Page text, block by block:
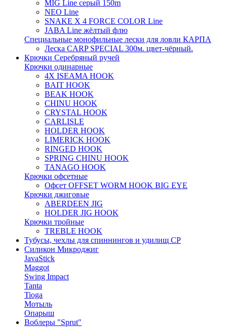
MIG Line серый 150m
NEO Line
SNAKE X 4 FORCE COLOR Line
JABA Line жёлтый флю
Специальные монофильные лески для ловли КАРПА
Леска CARP SPECIAL 300м. цвет-чёрный.
Крючки Серебряный ручей
Крючки одинарные
4X ISEAMA HOOK
BAIT HOOK
BEAK HOOK
CHINU HOOK
CRYSTAL HOOK
CARLISLE
HOLDER HOOK
LIMERICK HOOK
RINGED HOOK
SPRING CHINU HOOK
TANAGO HOOK
Крючки офсетные
Офсет OFFSET WORM HOOK BIG EYE
Крючки джиговые
ABERDEEN JIG
HOLDER JIG HOOK
Крючки тройные
TREBLE HOOK
Тубусы, чехлы для спиннингов и удилищ СР
Силикон Микроджиг
JavaStick
Maggot
Swing Impact
Tanta
Tioga
Мотыль
Опарыш
Воблеры "Sprut"